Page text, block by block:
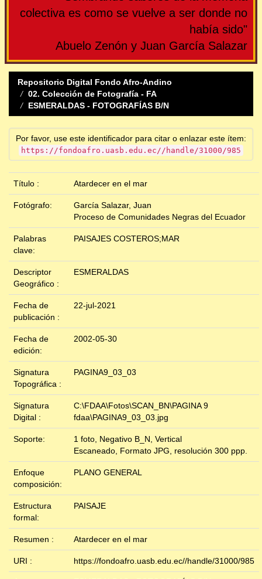
colectiva es como se vuelve a ser donde no
había sido"
Abuelo Zenón y Juan García Salazar
Repositorio Digital Fondo Afro-Andino
02. Colección de Fotografía - FA
ESMERALDAS - FOTOGRAFÍAS B/N
Por favor, use este identificador para citar o enlazar este ítem:
https://fondoafro.uasb.edu.ec//handle/31000/985
Título : Atardecer en el mar
Fotógrafo:
García Salazar, Juan
Proceso de Comunidades Negras del Ecuador
Palabras
clave:
PAISAJES COSTEROS;MAR
Descriptor
Geográfico :
ESMERALDAS
Fecha de
publicación :
22-jul-2021
Fecha de
edición:
2002-05-30
Signatura
Topográfica :
PAGINA9_03_03
Signatura
Digital :
C:\FDAA\Fotos\SCAN_BN\PAGINA 9
fdaa\PAGINA9_03_03.jpg
Soporte:
1 foto, Negativo B_N, Vertical
Escaneado, Formato JPG, resolución 300 ppp.
Enfoque
composición:
PLANO GENERAL
Estructura
formal:
PAISAJE
Resumen : Atardecer en el mar
URI : https://fondoafro.uasb.edu.ec//handle/31000/985